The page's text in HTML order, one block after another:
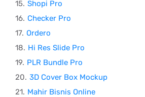
Shopi Pro
Checker Pro
Ordero
Hi Res Slide Pro
PLR Bundle Pro
3D Cover Box Mockup
Mahir Bisnis Online